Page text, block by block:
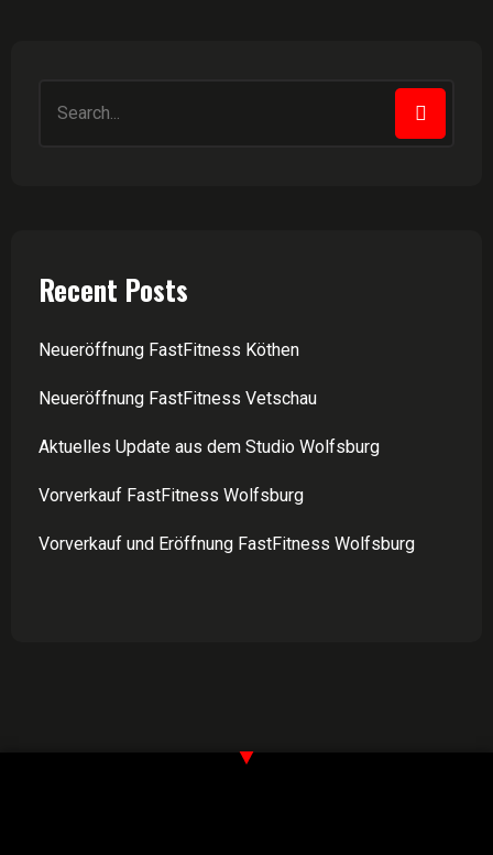
Recent Posts
Neueröffnung FastFitness Köthen
Neueröffnung FastFitness Vetschau
Aktuelles Update aus dem Studio Wolfsburg
Vorverkauf FastFitness Wolfsburg
Vorverkauf und Eröffnung FastFitness Wolfsburg